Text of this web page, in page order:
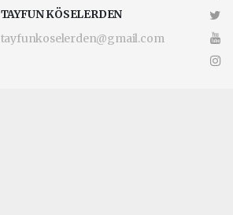
TAYFUN KÖSELERDEN
tayfunkoselerden@gmail.com